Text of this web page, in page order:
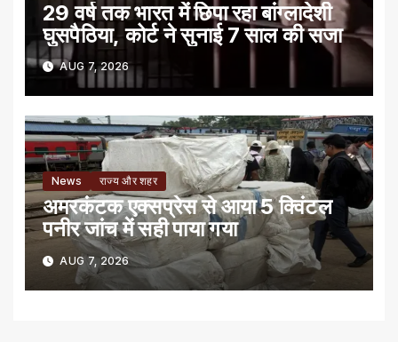
29 वर्ष तक भारत में छिपा रहा बांग्लादेशी
घुसपैठिया, कोर्ट ने सुनाई 7 साल की सजा
AUG 7, 2026
News राज्य और शहर
अमरकंटक एक्सप्रेस से आया 5 क्विंटल
पनीर जांच में सही पाया गया
AUG 7, 2026